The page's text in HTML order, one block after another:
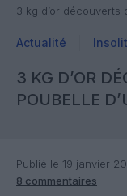
3 kg d’or découverts
Actualité
3 KG D’OR
POUBELLE
Publié le 19 janvier
8 commentaires